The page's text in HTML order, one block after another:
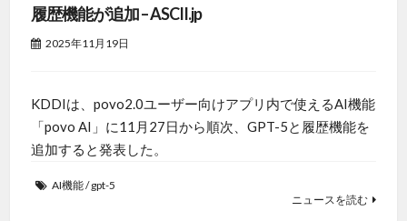
履歴機能が追加 – ASCII.jp
2025年11月19日
KDDIは、povo2.0ユーザー向けアプリ内で使えるAI機能
「povo AI」に11月27日から順次、GPT-5と履歴機能を
追加すると発表した。
AI機能/gpt-5
ニュースを読む